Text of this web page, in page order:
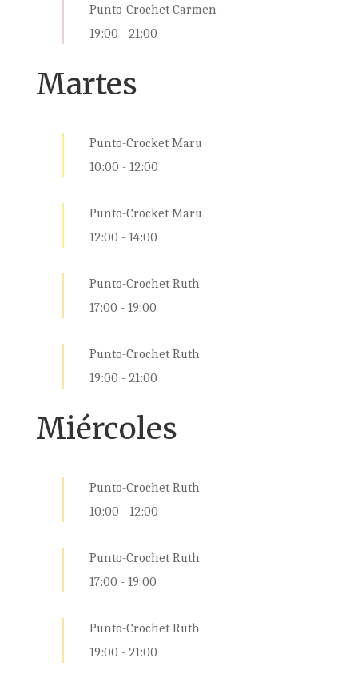
Punto-Crochet Carmen
19:00 - 21:00
Martes
Punto-Crocket Maru
10:00 - 12:00
Punto-Crocket Maru
12:00 - 14:00
Punto-Crochet Ruth
17:00 - 19:00
Punto-Crochet Ruth
19:00 - 21:00
Miércoles
Punto-Crochet Ruth
10:00 - 12:00
Punto-Crochet Ruth
17:00 - 19:00
Punto-Crochet Ruth
19:00 - 21:00